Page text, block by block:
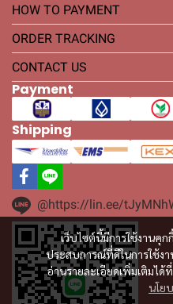
เว็บไซต์นี้มีการใช้งานคุ
ประสบการณ์ที่ดีในการใช้ง
อ่านรายละเอียดเพิ่มเติมได้ที่
นโย
HOW TO PAYMENT
ORDER TRACKING
CONTACT US
Payment
Shipping
@https://lin.ee/